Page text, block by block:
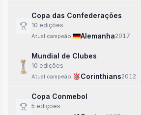
Copa das Confederações
10 edições
Atual campeão: Alemanha2017
Mundial de Clubes
10 edições
Atual campeão: Corinthians2012
Copa Conmebol
5 edições